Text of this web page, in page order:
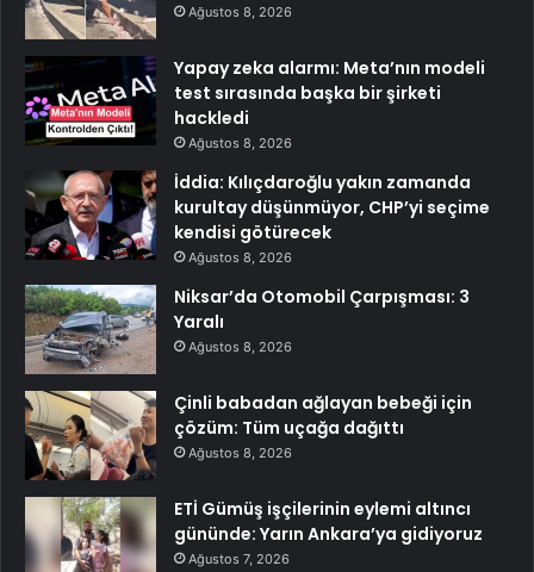
Ağustos 8, 2026
Yapay zeka alarmı: Meta’nın modeli
test sırasında başka bir şirketi
hackledi
Ağustos 8, 2026
İddia: Kılıçdaroğlu yakın zamanda
kurultay düşünmüyor, CHP’yi seçime
kendisi götürecek
Ağustos 8, 2026
Niksar’da Otomobil Çarpışması: 3
Yaralı
Ağustos 8, 2026
Çinli babadan ağlayan bebeği için
çözüm: Tüm uçağa dağıttı
Ağustos 8, 2026
ETİ Gümüş işçilerinin eylemi altıncı
gününde: Yarın Ankara’ya gidiyoruz
Ağustos 7, 2026